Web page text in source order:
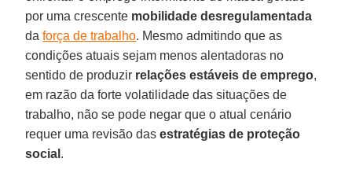
por uma crescente mobilidade desregulamentada
daforça de trabalho. Mesmo admitindo que as
condições atuais sejam menos alentadoras no
sentido de produzir relações estáveis de emprego,
em razão da forte volatilidade das situações de
trabalho, não se pode negar que o atual cenário
requer uma revisão dasestratégias de proteção
social .